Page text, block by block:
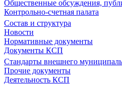
Общественные обсуждения,
Контрольно-счетная палата
Состав и структура
Новости
Нормативные документы
Документы КСП
Стандарты внешнего
Прочие документы
Деятельность КСП